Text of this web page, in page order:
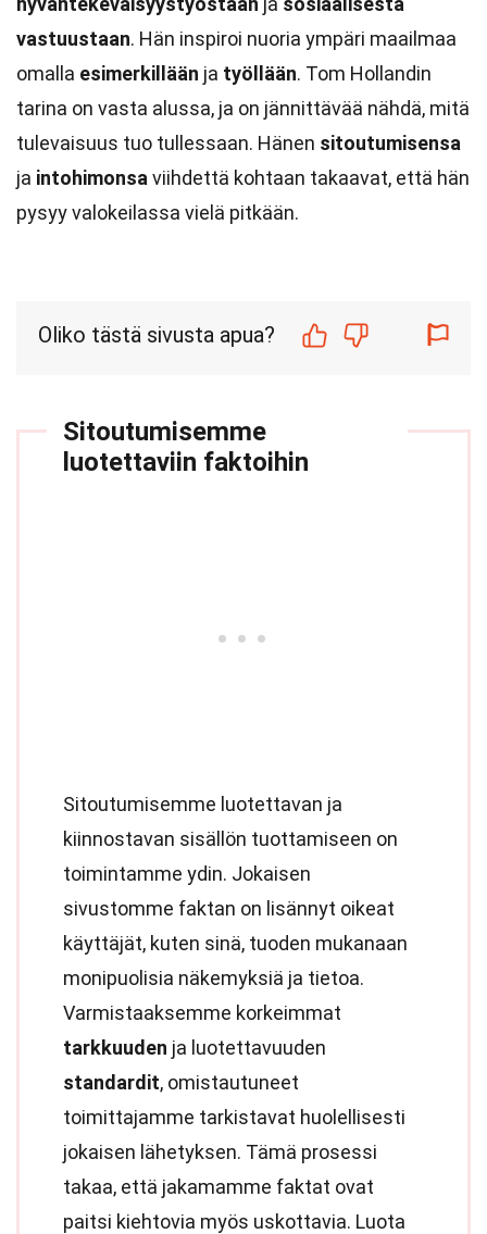
vastuustaan. Hän inspiroi nuoria ympäri maailmaa
omalla esimerkillään ja työllään. Tom Hollandin
tarina on vasta alussa, ja on jännittävää nähdä, mitä
tulevaisuus tuo tullessaan. Hänen sitoutumisensa
ja intohimonsa viihdettä kohtaan takaavat, että hän
pysyy valokeilassa vielä pitkään.
Oliko tästä sivusta apua?
Sitoutumisemme
luotettaviin faktoihin
Sitoutumisemme luotettavan ja
kiinnostavan sisällön tuottamiseen on
toimintamme ydin. Jokaisen
sivustomme faktan on lisännyt oikeat
käyttäjät, kuten sinä, tuoden mukanaan
monipuolisia näkemyksiä ja tietoa.
Varmistaaksemme korkeimmat
tarkkuuden ja luotettavuuden
standardit, omistautuneet
toimittajamme tarkistavat huolellisesti
jokaisen lähetyksen. Tämä prosessi
takaa, että jakamamme faktat ovat
paitsi kiehtovia myös uskottavia. Luota